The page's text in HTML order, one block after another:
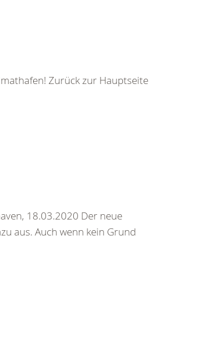
Zurück zur Hauptseite
18.03.2020 Der neue
aus. Auch wenn kein Grund